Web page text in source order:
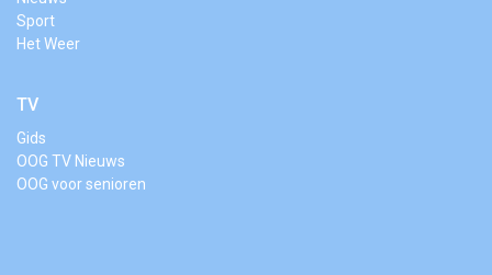
Sport
Het Weer
TV
Gids
OOG TV Nieuws
OOG voor senioren